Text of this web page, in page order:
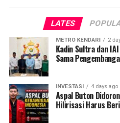
kesepakatan bersama, ”
Angkutan Pelayaran Rustam.
Ia juga menegaskan kepada
boleh melakukan tindakan
pelabuhan daerah yang
Pengulubelo yang berstatus
yang bisa di lakukan bongkar
penumpang.
LATES
METRO KENDARI 2
Kadin Sultra dan
Sama
INVESTASI 4 days ago
Aspal Buton
Hilirisasi Harus